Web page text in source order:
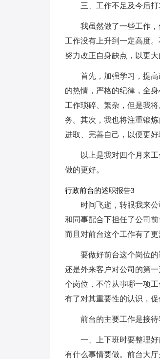
三、工作不足及今后打
我虽然做了一些工作
工作没有上升到一定高度
努力改正自身缺点，以更大
首先，加强学习，提
的热情，严格的纪律，全
工作琐碎、繁杂，但是我
务。其次，我也将注重锻
进取、完善自己，以便更好
以上是我对四个月来
做的更好。
行政前台的述职报告3
时间飞逝，转眼我来
和同事配合下担任了公司
而且对前台这个工作有了更
要做好前台这个岗位
还是外来客户对公司的第
个岗位，不管从事哪一项
有了对其重要性的认识，
前台的主要工作是接
一、上下班时要整理
有什么事情要做。前台大